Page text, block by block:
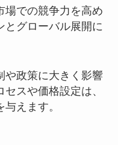
場での競争力を高め
とグローバル展開に
や政策に大きく影響
スや価格設定は、
えます。